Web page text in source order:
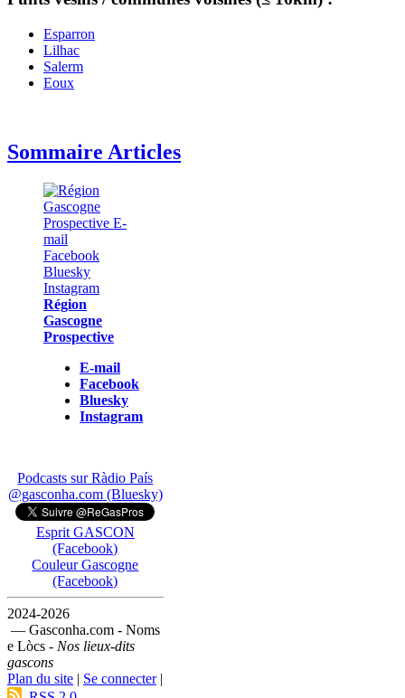
Esparron
Lilhac
Salerm
Eoux
Sommaire Articles
Région
Gascogne
Prospective
E-mail
Facebook
Bluesky
Instagram
Podcasts sur Ràdio País
@gasconha.com (Bluesky)
Esprit GASCON
(Facebook)
Couleur Gascogne
(Facebook)
2024-2026
— Gasconha.com - Noms
e Lòcs - Nos lieux-dits
gascons
Plan du site | Se connecter|